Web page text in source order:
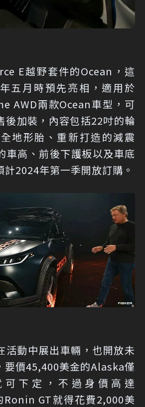
E越野套件的Ocean，這
五月時預先亮相，適用於
AWD兩款Ocean車型，可
後加裝，內容包括22吋的輪
地形胎、重新打造的減震
車高、前後下護板以及車底
2024年第一季開放訂購。
活動中展出車輛，也開放未
要價45,400美金的Alaska僅
可下定，不過身價高達
Ronin GT就得花費2,000美